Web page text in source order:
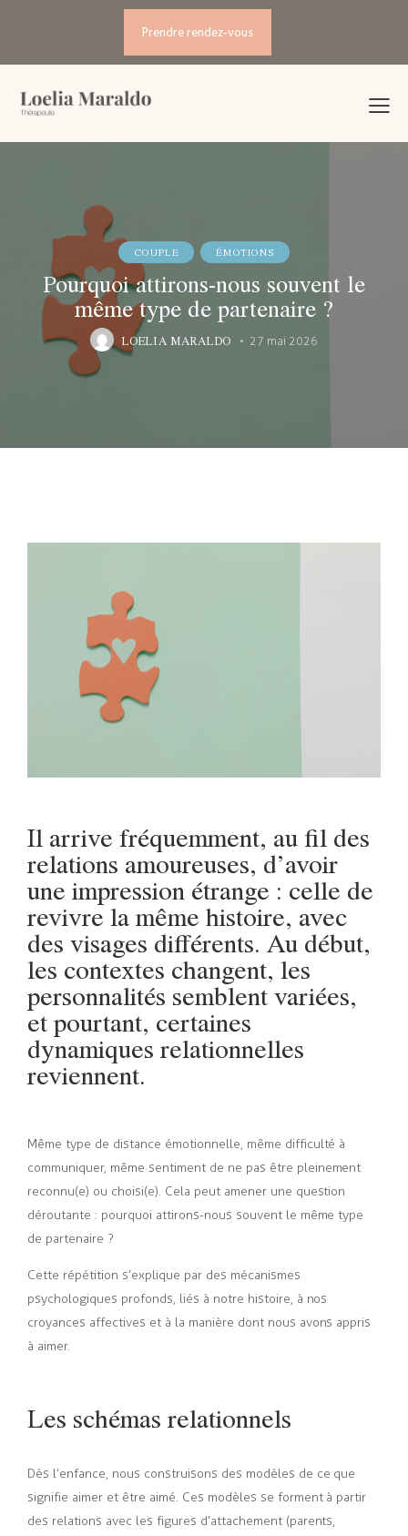
Prendre rendez-vous
COUPLE ÉMOTIONS
Pourquoi attirons-nous souvent le
même type de partenaire ?
LOELIA MARALDO 27 mai 2026
Il arrive fréquemment, au fil des
relations amoureuses, d’avoir
une impression étrange : celle de
revivre la même histoire, avec
des visages différents. Au début,
les contextes changent, les
personnalités semblent variées,
et pourtant, certaines
dynamiques relationnelles
reviennent.
Même type de distance émotionnelle, même difficulté à
communiquer, même sentiment de ne pas être pleinement
reconnu(e) ou choisi(e). Cela peut amener une question
déroutante : pourquoi attirons-nous souvent le même type
de partenaire ?
Cette répétition s’explique par des mécanismes
psychologiques profonds, liés à notre histoire, à nos
croyances affectives et à la manière dont nous avons appris
à aimer.
Les schémas relationnels
Dès l’enfance, nous construisons des modèles de ce que
signifie aimer et être aimé. Ces modèles se forment à partir
des relations avec les figures d’attachement (parents,